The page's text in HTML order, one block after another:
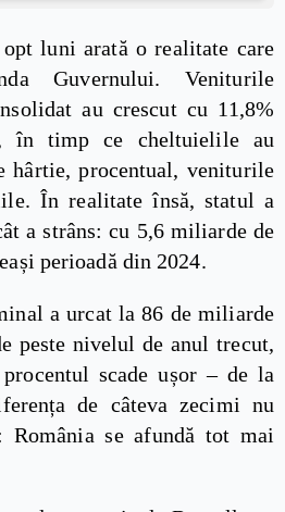
luni arată o realitate care
Guvernului. Veniturile
au crescut cu 11,8%
în timp ce cheltuielile au
hârtie, procentual, veniturile
În realitate însă, statul a
a strâns: cu 5,6 miliarde de
perioadă din 2024.
a urcat la 86 de miliarde
peste nivelul de anul trecut,
scade ușor – de la
de câteva zecimi nu
România se afundă tot mai